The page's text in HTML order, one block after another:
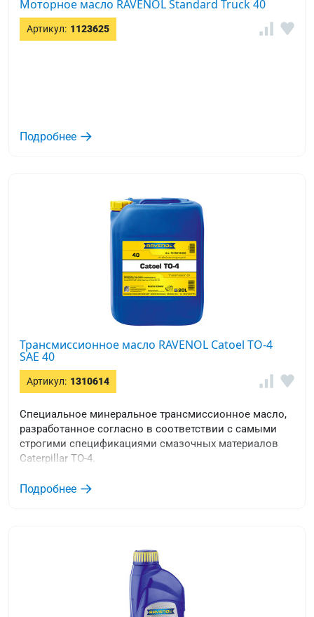
Моторное масло RAVENOL Standard Truck 40
Артикул: 1123625
Подробнее
Трансмиссионное масло RAVENOL Catoel TO-4
SAE 40
Артикул: 1310614
Специальное минеральное трансмиссионное масло,
разработанное согласно в соответствии с самыми
строгими спецификациями смазочных материалов
Caterpillar TO-4.
Подробнее